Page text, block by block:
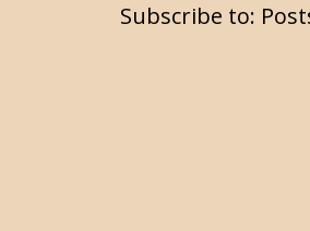
Subscribe to: